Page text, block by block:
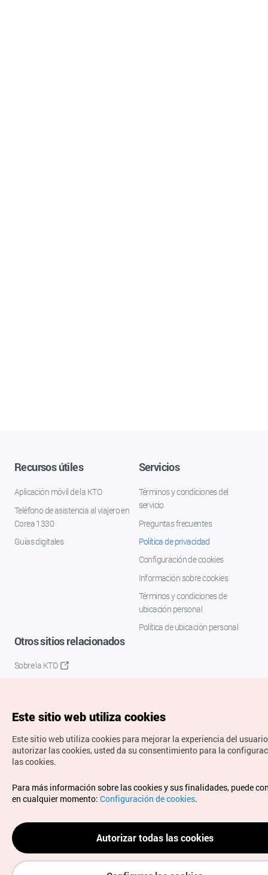
Recursos útiles
Aplicación móvil de la KTO
Teléfono de asistencia al viajero en
Corea 1330
Guías digitales
Servicios
Términos y condiciones del
servicio
Preguntas frecuentes
Política de privacidad
Configuración de cookies
Información sobre cookies
Términos y condiciones de
ubicación personal
Política de ubicación personal
Otros sitios relacionados
Sobre la KTO
Copyrights © Organización de Turismo de Corea. Todos los
derechos reservados.
Para informes de errores y cuestiones relacionadas con el
sitio web, dirija sus consultas al correoelectrónico oficial:
spanish@knto.or.kr
Este sitio web utiliza cookies
Este sitio web utiliza cookies para mejorar la experiencia del
autorizar las cookies, usted da su consentimiento para la
las cookies.
Para más información sobre las cookies y sus finalidades, puede
en cualquier momento: Configuración de cookies.
Autorizar todas las cookies